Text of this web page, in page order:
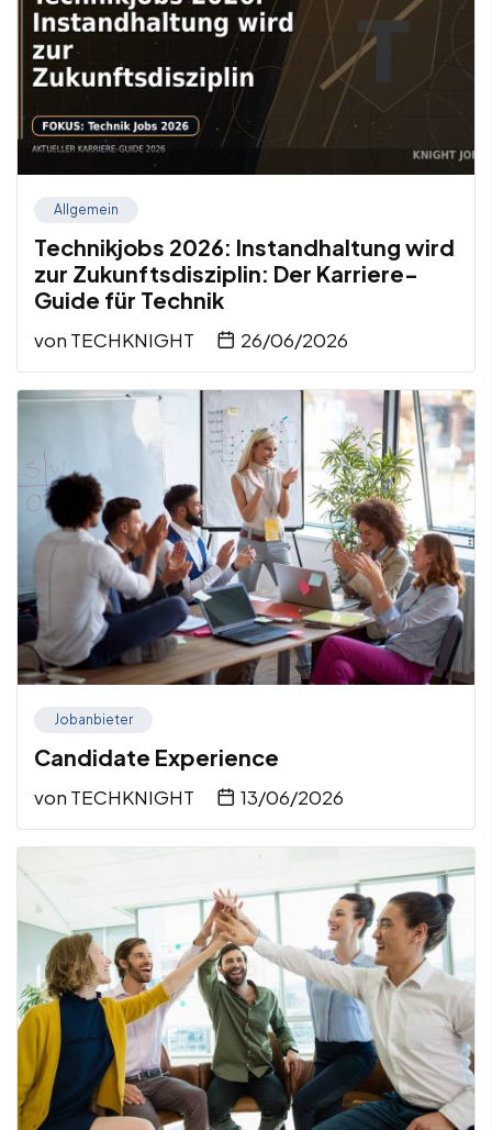
Allgemein
Technikjobs 2026: Instandhaltung wird
zur Zukunftsdisziplin: Der Karriere-
Guide für Technik
von TECHKNIGHT 26/06/2026
Jobanbieter
Candidate Experience
von TECHKNIGHT 13/06/2026